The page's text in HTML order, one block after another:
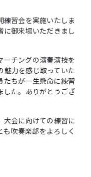
練習会を実施いたしま
に御来場いただきまし
ーチングの演奏演技を
魅力を感じ取っていた
たちが一生懸命に練習
した。ありがとうござ
大会に向けての練習に
吹奏楽部をよろしく